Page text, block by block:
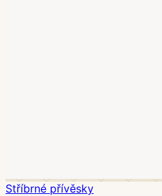
Stříbrné přívěsky